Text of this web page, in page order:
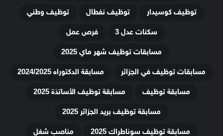
توظيف كوسيدار
توظيف نفطال
توظيف وطني
سكنات عدل 3
فرص عمل
مسابقات توظيف شهر ماي 2025
مسابقات توظيف في الجزائر
مسابقة الدكتوراه 2024/2025
مسابقة توظيف
مسابقة توظيف الأساتذة 2025
مسابقة توظيف بريد الجزائر 2025
مسابقة توظيف سوناطراك 2025
مناصب شغل